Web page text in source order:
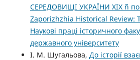
СЕРЕДОВИЩІ УКРАЇНИ ХІХ ñ
Zaporizhzhia Historical Review:
Наукові праці історичного
державного університету
І. М. Шугальова, До історії